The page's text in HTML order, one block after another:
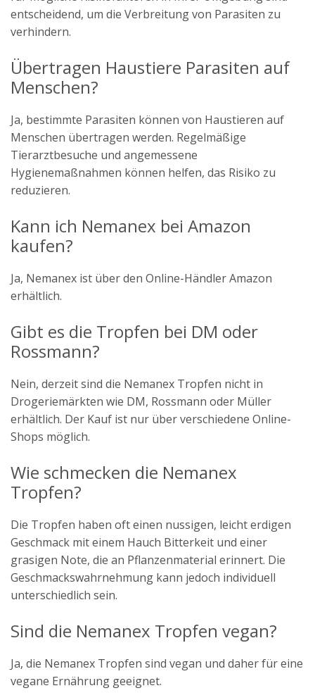
entscheidend, um die Verbreitung von Parasiten zu
verhindern.
Übertragen Haustiere Parasiten auf
Menschen?
Ja, bestimmte Parasiten können von Haustieren auf
Menschen übertragen werden. Regelmäßige
Tierarztbesuche und angemessene
Hygienemaßnahmen können helfen, das Risiko zu
reduzieren.
Kann ich Nemanex bei Amazon
kaufen?
Ja, Nemanex ist über den Online-Händler Amazon
erhältlich.
Gibt es die Tropfen bei DM oder
Rossmann?
Nein, derzeit sind die Nemanex Tropfen nicht in
Drogeriemärkten wie DM, Rossmann oder Müller
erhältlich. Der Kauf ist nur über verschiedene Online-
Shops möglich.
Wie schmecken die Nemanex
Tropfen?
Die Tropfen haben oft einen nussigen, leicht erdigen
Geschmack mit einem Hauch Bitterkeit und einer
grasigen Note, die an Pflanzenmaterial erinnert. Die
Geschmackswahrnehmung kann jedoch individuell
unterschiedlich sein.
Sind die Nemanex Tropfen vegan?
Ja, die Nemanex Tropfen sind vegan und daher für eine
vegane Ernährung geeignet.